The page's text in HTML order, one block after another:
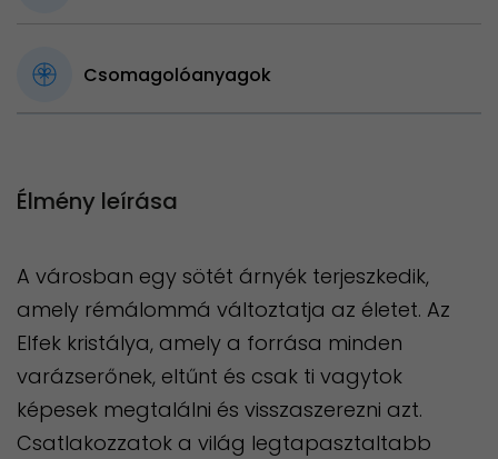
Csomagolóanyagok
Élmény leírása
A városban egy sötét árnyék terjeszkedik,
amely rémálommá változtatja az életet. Az
Elfek kristálya, amely a forrása minden
varázserőnek, eltűnt és csak ti vagytok
képesek megtalálni és visszaszerezni azt.
Csatlakozzatok a világ legtapasztaltabb